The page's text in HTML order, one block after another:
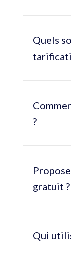
Quels
?
gratuit ?
Qui